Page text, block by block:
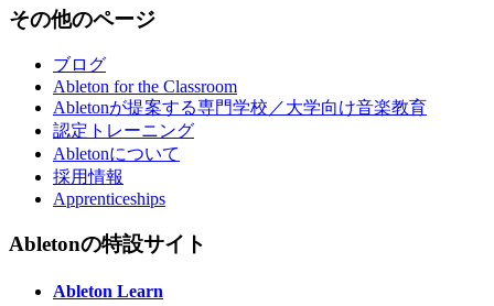
その他のページ
ブログ
Ableton for the Classroom
Abletonが提案する専門学校／大学向け音楽教育
認定トレーニング
Abletonについて
採用情報
Apprenticeships
Abletonの特設サイト
Ableton Learn